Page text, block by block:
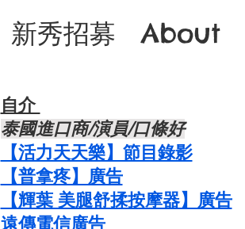
新秀招募 About
自介 ​
​泰國進口商/演員/口條好
​【活力天天樂】節目錄影
【普拿疼】廣告
【輝葉 美腿舒揉按摩器】廣告
​遠傳電信廣告